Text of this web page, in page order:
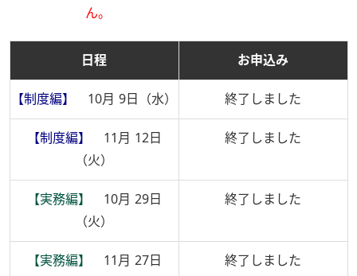
ん。
日程 お申込み
【制度編】 10月 9日（水） 終了しました
【制度編】
11月 12日
（火）
終了しました
【実務編】
10月 29日
（火）
終了しました
【実務編】
11月 27日
終了しました